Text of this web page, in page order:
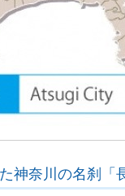
神奈川の名刹「